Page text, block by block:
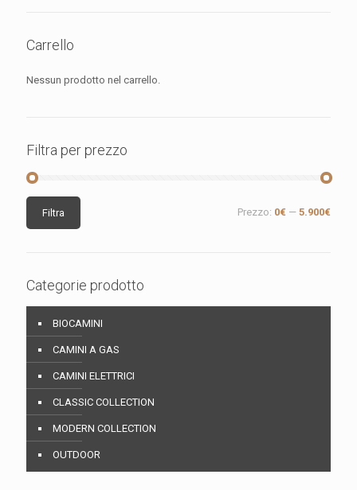
Carrello
Nessun prodotto nel carrello.
Filtra per prezzo
Prezzo
Prezzo
MaxFiltra Prezzo: 0€ — 5.900€
Categorie prodotto
BIOCAMINI
CAMINI A GAS
CAMINI ELETTRICI
CLASSIC COLLECTION
MODERN COLLECTION
OUTDOOR